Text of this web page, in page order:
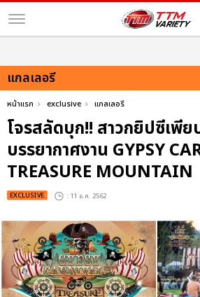
แกลเลอรี
หน้าแรก exclusive แกลเลอรี
โจรสลัดบุก!! สาวกยิปซีเพีย
บรรยากาศงาน GYPSY
TREASURE MOUNTAIN
EXCLUSIVE : 11 ธ.ค. 2562